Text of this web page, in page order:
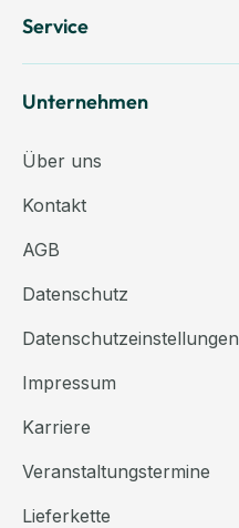
Service
Unternehmen
Über uns
Kontakt
AGB
Datenschutz
Datenschutzeinstellungen
Impressum
Karriere
Veranstaltungstermine
Lieferkette